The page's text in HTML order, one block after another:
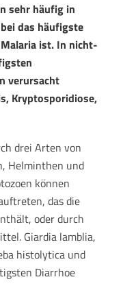
sehr häufig in
das häufigste
ist. In nicht-
verursacht
Kryptosporidiose,
drei Arten von
Helminthen und
können
das die
oder durch
Giardia lamblia,
histolytica und
Diarrhoe